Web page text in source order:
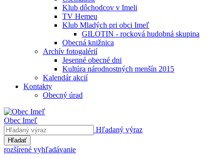
Klub dôchodcov v Imeli
TV Hemeu
Klub Mladých pri obci Imeľ
GILOTIN - rocková hudobná skupina
Obecná knižnica
Archív fotogalérií
Jesenné obecné dni
Kultúra národnostných menšín 2015
Kalendár akcií
Kontakty
Obecný úrad
Obec Imeľ
Hľadaný výraz
Hľadať
rozšírené vyhľadávanie